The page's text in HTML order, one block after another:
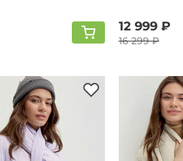
12 999 ₽
16 299 ₽